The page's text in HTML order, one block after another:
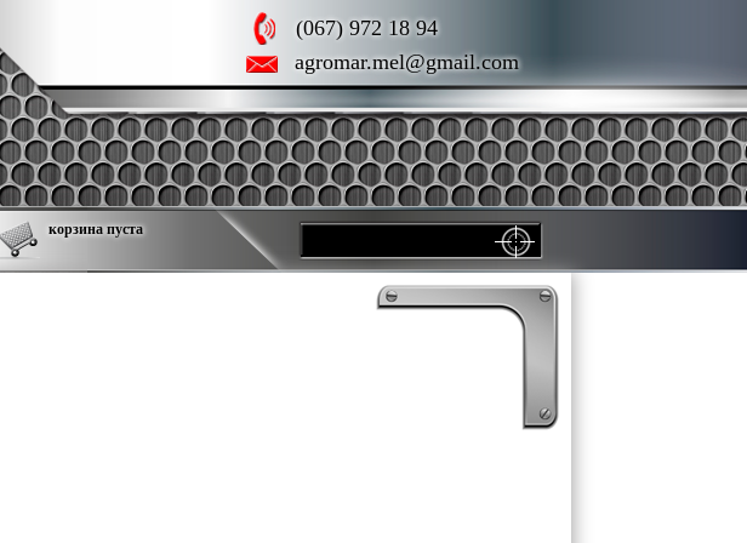
(067) 972 18 94
agromar.mel@gmail.com
корзина пуста